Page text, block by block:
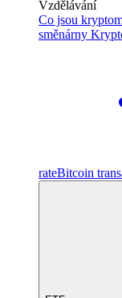
Vzdělávání
Co jsou
směnárny
rateBitcoin